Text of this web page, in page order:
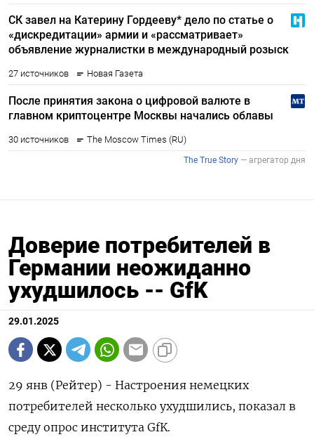
Доверие потребителей в
Германии неожиданно
ухудшилось -- GfK
29.01.2025
29 янв (Рейтер) - Настроения немецких
потребителей несколько ухудшились, показал в
среду опрос института GfK.